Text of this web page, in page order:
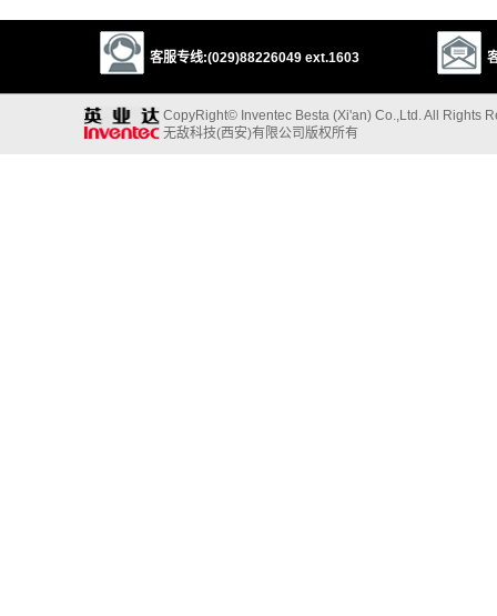
客服专线:(029)88226049 ext.1603
CopyRight© Inventec Besta (Xi'an) Co.,Ltd. All Rights
无敌科技(西安)有限公司版权所有